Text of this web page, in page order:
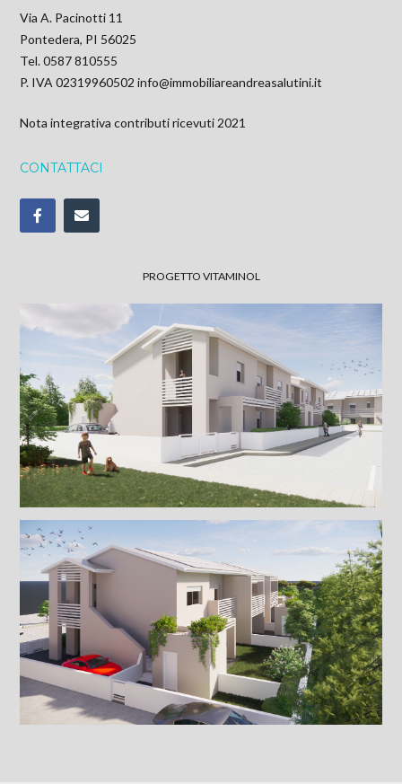
Via A. Pacinotti 11
Pontedera, PI 56025
Tel. 0587 810555
P. IVA 02319960502info@immobiliareandreasalutini.it
Nota integrativa contributi ricevuti 2021
CONTATTACI
PROGETTO VITAMINOL